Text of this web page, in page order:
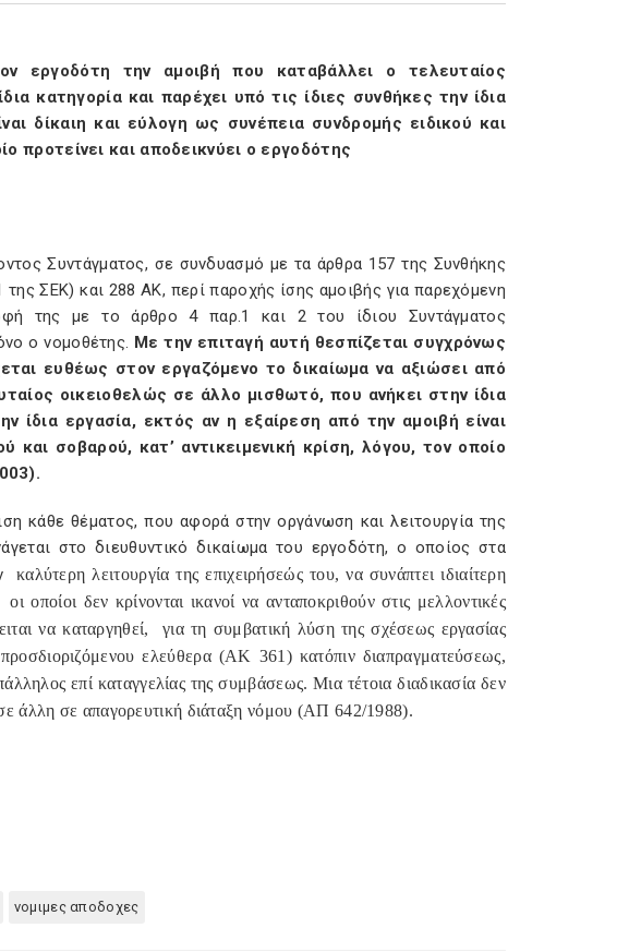
εργοδότη την αμοιβή που καταβάλλει ο τελευταίος
κατηγορία και παρέχει υπό τις ίδιες συνθήκες την ίδια
δίκαιη και εύλογη ως συνέπεια συνδρομής ειδικού και
προτείνει και αποδεικνύει ο εργοδότης
Συντάγματος, σε συνδυασμό με τα άρθρα 157 της Συνθήκης
ΣΕΚ) και 288 ΑΚ, περί παροχής ίσης αμοιβής για παρεχόμενη
της με το άρθρο 4 παρ.1 και 2 του ίδιου Συντάγματος
ο νομοθέτης. Με την επιταγή αυτή θεσπίζεται συγχρόνως
ευθέως στον εργαζόμενο το δικαίωμα να αξιώσει από
οικειοθελώς σε άλλο μισθωτό, που ανήκει στην ίδια
ίδια εργασία, εκτός αν η εξαίρεση από την αμοιβή είναι
και σοβαρού, κατ’ αντικειμενική κρίση, λόγου, τον οποίο
κάθε θέματος, που αφορά στην οργάνωση και λειτουργία της
στο διευθυντικό δικαίωμα του εργοδότη, ο οποίος στα
καλύτερη λειτουργία της επιχειρήσεώς του, να συνάπτει ιδιαίτερη
οι οποίοι δεν κρίνονται ικανοί να ανταποκριθούν στις μελλοντικές
να καταργηθεί,
για τη συμβατική λύση της σχέσεως εργασίας
ελεύθερα (ΑΚ 361) κατόπιν διαπραγματεύσεως,
επί καταγγελίας της συμβάσεως. Μια τέτοια διαδικασία δεν
άλλη σε απαγορευτική διάταξη νόμου (ΑΠ 642/1988).
νομιμες αποδοχες